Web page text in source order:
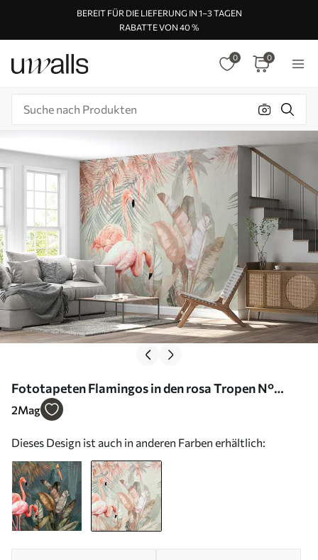
BEREIT FÜR DIE LIEFERUNG IN 1–3 TAGEN
RABATTE VON 40 %
0 0
Fototapeten Flamingos in den rosa Tropen N°
u21344v1
2Mag
Dieses Design ist auch in anderen Farben erhältlich: